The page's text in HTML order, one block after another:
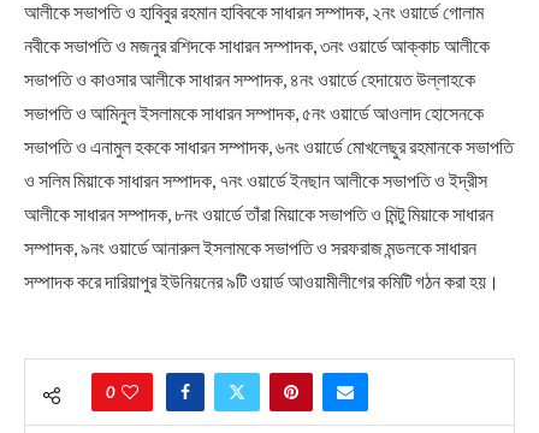
আলীকে সভাপতি ও হাবিবুর রহমান হাবিবকে সাধারন সম্পাদক, ২নং ওয়ার্ডে গোলাম
নবীকে সভাপতি ও মজনুর রশিদকে সাধারন সম্পাদক, ৩নং ওয়ার্ডে আক্কাচ আলীকে
সভাপতি ও কাওসার আলীকে সাধারন সম্পাদক, ৪নং ওয়ার্ডে হেদায়েত উল্লাহকে
সভাপতি ও আমিনুল ইসলামকে সাধারন সম্পাদক, ৫নং ওয়ার্ডে আওলাদ হোসেনকে
সভাপতি ও এনামুল হককে সাধারন সম্পাদক, ৬নং ওয়ার্ডে মোখলেছুর রহমানকে সভাপতি
ও সলিম মিয়াকে সাধারন সম্পাদক, ৭নং ওয়ার্ডে ইনছান আলীকে সভাপতি ও ইদ্রীস
আলীকে সাধারন সম্পাদক, ৮নং ওয়ার্ডে তাঁরা মিয়াকে সভাপতি ও মিন্টু মিয়াকে সাধারন
সম্পাদক, ৯নং ওয়ার্ডে আনারুল ইসলামকে সভাপতি ও সরফরাজ মন্ডলকে সাধারন
সম্পাদক করে দারিয়াপুর ইউনিয়নের ৯টি ওয়ার্ড আওয়ামীলীগের কমিটি গঠন করা হয়।
0